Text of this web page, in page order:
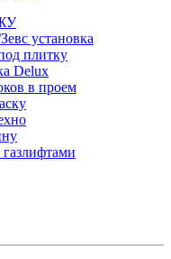
установка
плитку
Delux
в проем